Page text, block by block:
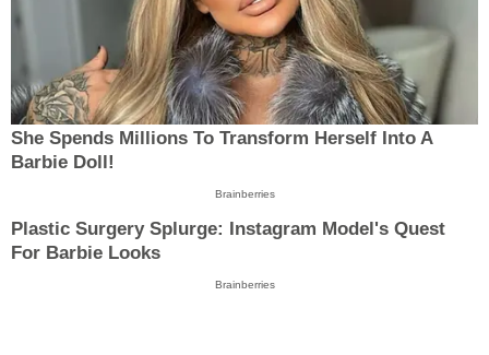
She Spends Millions To Transform Herself Into A
Barbie Doll!
Brainberries
Plastic Surgery Splurge: Instagram Model's Quest
For Barbie Looks
Brainberries